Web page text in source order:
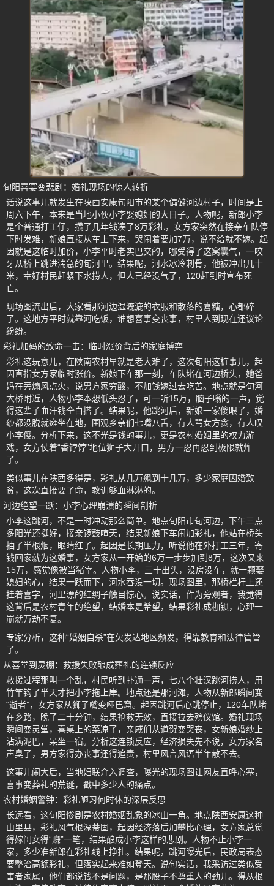
旬阳喜宴变悲剧：婚礼现场的惊人转折
话说这事儿就发生在陕西安康旬阳市的某个偏僻河边村子，时间是上
周六下午，本来是当地小伙小李娶媳妇的大日子。人物呢，新郎小李
是个普通打工仔，攒了几年钱凑了8万彩礼，女方家突然在接亲车队停
下时发难，新娘直接从车上下来，哭闹着要加7万，说不给就不嫁。起
因就是这临时加价，小李平时老实巴交的，哪受得了这窝囊气，一咬
牙从桥上跳进湍急的旬河里。结果呢，河水冰冷刺骨，他被冲出几十
米，幸好村民赶紧下水捞人，但人已经没气了，120赶到时宣布死
亡。
现场图流出后，大家看那河边湿漉漉的衣服和散落的喜糖，心都碎
了。这地方平时就靠河吃饭，谁想喜事变丧事，村里人到现在还议论
纷纷。
彩礼加码的致命一击：临时涨价背后的家庭博弈
彩礼这玩意儿，在陕南农村早就是老大难了，这次旬阳这桩事儿，起
因直指女方家临时涨价。新娘下车那一刻，车队堵在河边桥头，她爸
妈在旁煽风点火，说男方家穷酸，不加钱嫁过去吃苦。地点就是旬河
大桥附近，人物小李本想低头忍了，可一听15万，脑子嗡的一声，觉
得这辈子血汗钱全白搭了。结果呢，他跳河后，新娘一家傻眼了，婚
纱都没脱就瘫坐在地，围观乡亲们七嘴八舌，有人骂女方贪，有人叹
小李傻。分析下来，这不光是钱的事儿，更是农村婚姻里的权力游
戏，女方仗着“香饽饽”地位狮子大开口，男方一忍再忍到极限就炸
了。
类似事儿在陕西多得是，彩礼从几万飙到十几万，多少家庭因婚致
贫，这次直接要了命，教训够血淋淋的。
河边绝望一跃：小李心理崩溃的瞬间剖析
小李这跳河，不是一时冲动那么简单。地点旬阳市旬河边，下午三点
多阳光还挺好，接亲锣鼓喧天，结果新娘下车闹加彩礼，他站在桥头
抽了半根烟，眼睛红了。起因是长期压力，听说他在外打工三年，寄
钱回家就为这婚事，女方家从一开始的6万一步步加到8万，这次又来
15万，感觉像被当猪宰。人物小李，三十出头，没房没车，就一颗娶
媳妇的心，结果一跃而下，河水吞没一切。现场图里，那桥栏杆上还
挂着喜字，河里漂的红绸子触目惊心。说实话，作为旁观者，我觉得
这背后是农村青年的绝望，结婚本是希望，结果彩礼成枷锁，心理一
崩就万劫不复。
专家分析，这种“婚姻自杀”在欠发达地区频发，得靠教育和法律管管
了。
从喜堂到灵棚：救援失败酿成葬礼的连锁反应
救援过程那叫一个乱，村民听到扑通一声，七八个壮汉跳河捞人，用
竹竿钩了半天才把小李拖上岸。地点还是那河滩，人物从新郎瞬间变
“逝者”，女方家从狮子嘴变哑巴窟。起因跳河后心跳停止，120车队堵
在乡路，晚了二十分钟，结果抢救无效，直接拉去殡仪馆。婚礼现场
瞬间变灵堂，喜桌上的菜凉了，亲戚们从道贺变哭丧，女新娘婚纱上
沾满泥巴，呆坐一宿。分析这连锁反应，经济损失先不说，女方家名
声臭了，男方家得办丧事还得追责，村里风言风语半年散不去。
这事儿闹大后，当地妇联介入调查，曝光的现场图让网友直呼心塞，
喜事变葬礼的荒诞，戳中多少人的痛点。
农村婚姻警钟：彩礼陋习何时休的深层反思
长远看，这旬阳惨剧是农村婚姻乱象的冰山一角。地点陕西安康这种
山里县，彩礼风气根深蒂固，起因经济落后加攀比心理，女方家总觉
得嫁闺女得“赚”一笔，结果酿成小李这样的悲剧。人物不止小李一
家，多少准新郎在彩礼线上挣扎。结果呢，跳河曝光后，民政局表态
要整治高额彩礼，但落实起来难如登天。说句实话，我采访过类似受
害者家属，他们都说钱不是问题，是那股子不尊重人的劲儿。得从根